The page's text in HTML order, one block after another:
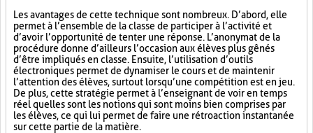
Les avantages de cette technique sont nombreux. D’abord, elle
permet à l’ensemble de la classe de participer à l’activité et
d’avoir l’opportunité de tenter une réponse. L’anonymat de la
procédure donne d’ailleurs l’occasion aux élèves plus gênés
d’être impliqués en classe. Ensuite, l’utilisation d’outils
électroniques permet de dynamiser le cours et de maintenir
l’attention des élèves, surtout lorsqu’une compétition est en jeu.
De plus, cette stratégie permet à l’enseignant de voir en temps
réel quelles sont les notions qui sont moins bien comprises par
les élèves, ce qui lui permet de faire une rétroaction instantanée
sur cette partie de la matière.